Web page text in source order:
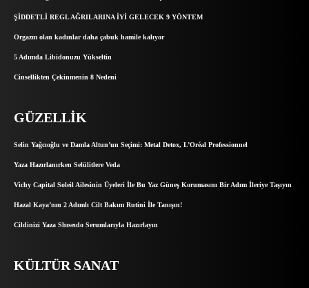
ŞİDDETLİ REGL AĞRILARINA İYİ GELECEK 9 YÖNTEM
Orgazm olan kadınlar daha çabuk hamile kalıyor
5 Adımda Libidonuzu Yükseltin
Cinsellikten Çekinmenin 8 Nedeni
GÜZELLIK
Selin Yağcıoğlu ve Damla Altun’un Seçimi: Metal Detox, L’Oréal Professionnel
Yaza Hazırlanırken Selülitlere Veda
Vichy Capital Soleil Ailesinin Üyeleri İle Bu Yaz Güneş Korumasını Bir Adım İleriye Taşıyın
Hazal Kaya’nın 2 Adımlı Cilt Bakım Rutini İle Tanışın!
Cildinizi Yaza Shıseıdo Serumlarıyla Hazırlayın
KÜLTÜR SANAT